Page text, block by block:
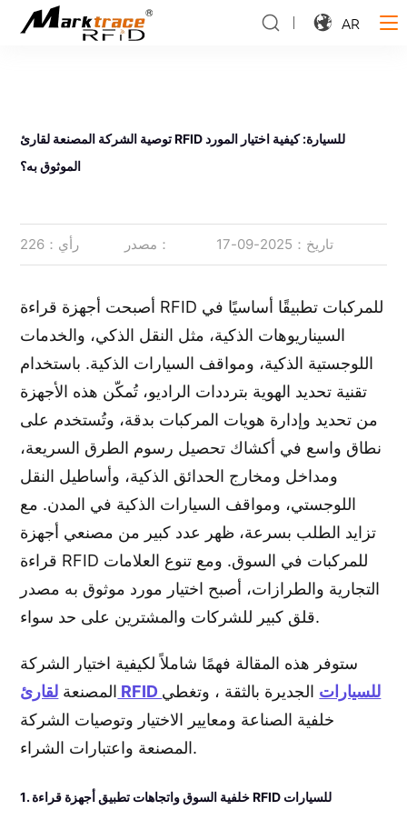
AR
توصية الشركة المصنعة لقارئ RFID للسيارة: كيفية اختيار المورد
الموثوق به؟
تاريخ：2025-09-17 مصدر： رأي：226
أصبحت أجهزة قراءة RFID للمركبات تطبيقًا أساسيًا في
السيناريوهات الذكية، مثل النقل الذكي، والخدمات
اللوجستية الذكية، ومواقف السيارات الذكية. باستخدام
تقنية تحديد الهوية بترددات الراديو، تُمكّن هذه الأجهزة
من تحديد وإدارة هويات المركبات بدقة، وتُستخدم على
نطاق واسع في أكشاك تحصيل رسوم الطرق السريعة،
ومداخل ومخارج الحدائق الذكية، وأساطيل النقل
اللوجستي، ومواقف السيارات الذكية في المدن. مع
تزايد الطلب بسرعة، ظهر عدد كبير من مصنعي أجهزة
قراءة RFID للمركبات في السوق. ومع تنوع العلامات
التجارية والطرازات، أصبح اختيار مورد موثوق به مصدر
قلق كبير للشركات والمشترين على حد سواء.
ستوفر هذه المقالة فهمًا شاملاً لكيفية اختيار الشركة
المصنعة
لقارئ RFID للسيارات الجديرة بالثقة ، وتغطي
خلفية الصناعة ومعايير الاختيار وتوصيات الشركة
المصنعة واعتبارات الشراء.
1. خلفية السوق واتجاهات تطبيق أجهزة قراءة RFID للسيارات